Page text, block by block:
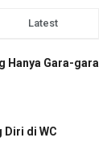
Latest
Hanya Gara-gara
Diri di WC